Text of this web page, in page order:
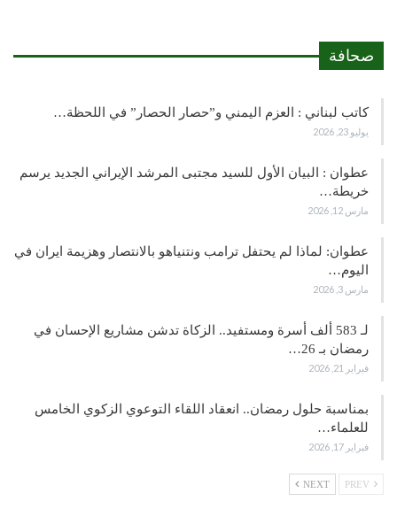
صحافة
كاتب لبناني : العزم اليمني و”حصار الحصار” في اللحظة…
يوليو 23, 2026
عطوان : البيان الأول للسيد مجتبى المرشد الإيراني الجديد يرسم
خريطة…
مارس 12, 2026
عطوان: لماذا لم يحتفل ترامب ونتنياهو بالانتصار وهزيمة ايران في
اليوم…
مارس 3, 2026
لـ 583 ألف أسرة ومستفيد.. الزكاة تدشن مشاريع الإحسان في
رمضان بـ 26…
فبراير 21, 2026
بمناسبة حلول رمضان.. انعقاد اللقاء التوعوي الزكوي الخامس
للعلماء…
فبراير 17, 2026
NEXT